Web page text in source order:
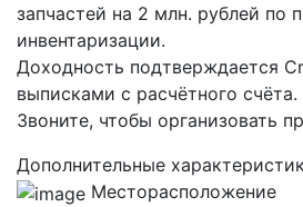
запчастей на 2 млн. рублей по
инвентаризации.
Доходность подтверждается
выписками с расчётного счёта.
Звоните, чтобы организовать
Дополнительные
Месторасположение